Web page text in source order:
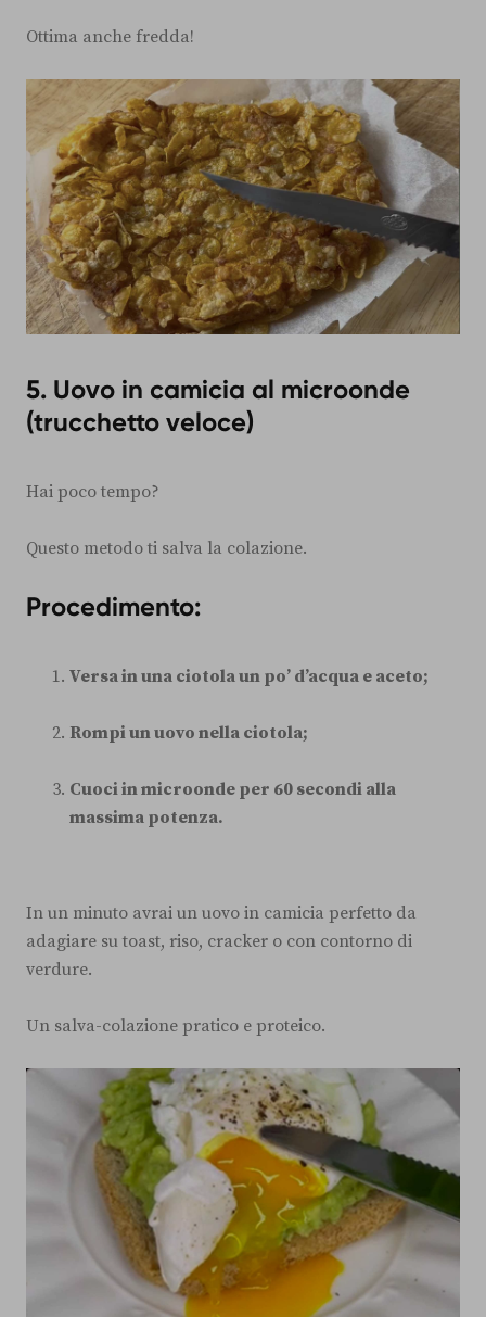
Ottima anche fredda!
5. Uovo in camicia al microonde
(trucchetto veloce)
Hai poco tempo?
Questo metodo ti salva la colazione.
Procedimento:
Versa in una ciotola un po’ d’acqua e aceto;
Rompi un uovo nella ciotola;
Cuoci in microonde per 60 secondi alla
massima potenza.
In un minuto avrai un uovo in camicia perfetto da
adagiare su toast, riso, cracker o con contorno di
verdure.
Un salva-colazione pratico e proteico.